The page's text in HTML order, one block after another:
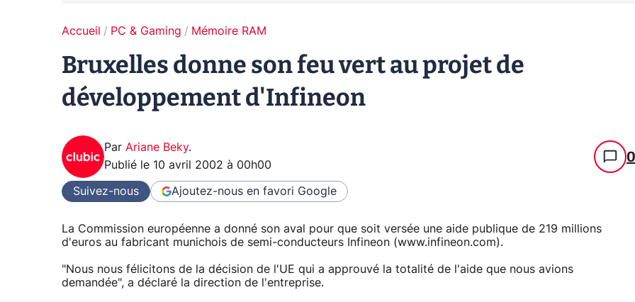
Accueil PC & Gaming Mémoire RAM
Bruxelles donne son feu vert au projet de
développement d'Infineon
Par Ariane Beky.
Publié le 10 avril 2002 à 00h00 0
Suivez-nous Ajoutez-nous en favori Google
La Commission européenne a donné son aval pour que soit versée une aide publique de 219 millions
d'euros au fabricant munichois de semi-conducteurs Infineon (www.infineon.com).
"Nous nous félicitons de la décision de l'UE qui a approuvé la totalité de l'aide que nous avions
demandée", a déclaré la direction de l'entreprise.